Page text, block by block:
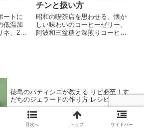
ートに
低温加
、2つ
チンと扱い方
昭和の喫茶店を思わせる、懐か
しい味わいのコーヒーゼリー。
阿波和三盆糖と深煎りコーヒー
徳島のパティシエが教える リピ必至！す
だちのジェラードの作り方 レシピ
目次へ トップ サイドバー